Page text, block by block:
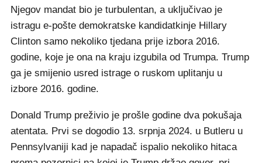
Njegov mandat bio je turbulentan, a uključivao je
istragu e-pošte demokratske kandidatkinje Hillary
Clinton samo nekoliko tjedana prije izbora 2016.
godine, koje je ona na kraju izgubila od Trumpa. Trump
ga je smijenio usred istrage o ruskom uplitanju u
izbore 2016. godine.
Donald Trump preživio je prošle godine dva pokušaja
atentata. Prvi se dogodio 13. srpnja 2024. u Butleru u
Pennsylvaniji kad je napadač ispalio nekoliko hitaca